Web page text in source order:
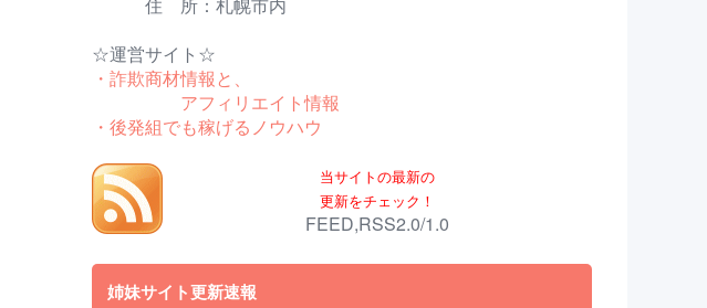
住 所：札幌市内
☆運営サイト☆
・詐欺商材情報と、
アフィリエイト情報
・後発組でも稼げるノウハウ
当サイトの最新の
更新をチェック！
FEED,RSS2.0/1.0
姉妹サイト更新速報